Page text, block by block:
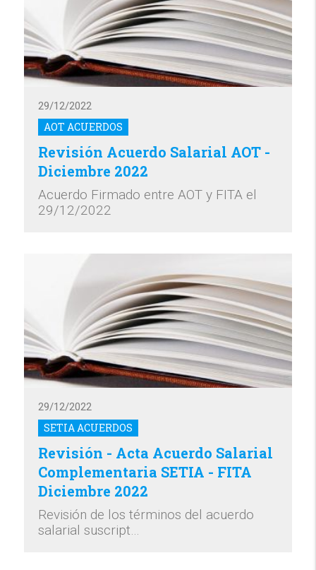
AOT ACUERDOS
29/12/2022
Revisión Acuerdo Salarial AOT -
Diciembre 2022
Acuerdo Firmado entre AOT y FITA el
29/12/2022
SETIA ACUERDOS
29/12/2022
Revisión - Acta Acuerdo Salarial
Complementaria SETIA - FITA
Diciembre 2022
Revisión de los términos del acuerdo
salarial suscript…